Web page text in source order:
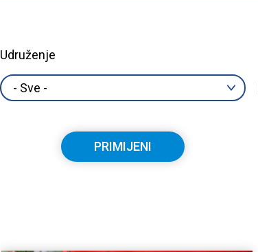
Udruženje